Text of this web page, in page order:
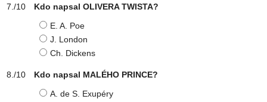
Kdo napsal OLIVERA TWISTA?
E. A. Poe
J. London
Ch. Dickens
Kdo napsal MALÉHO PRINCE?
A. de S. Exupéry